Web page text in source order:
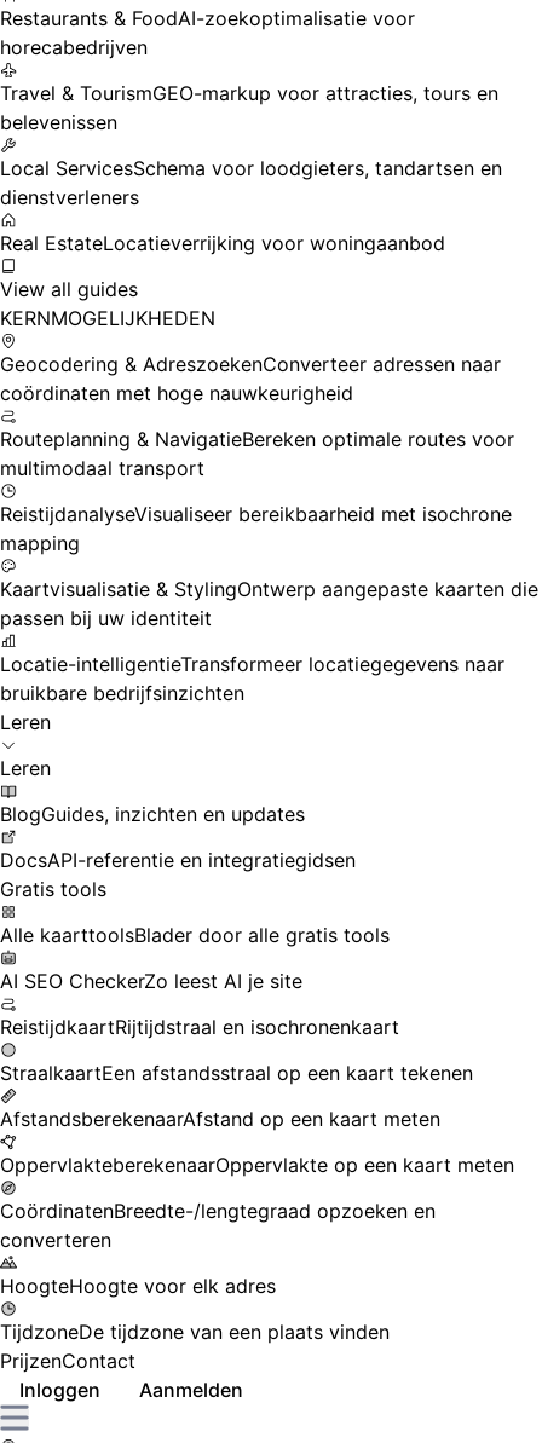
Restaurants & FoodAI-zoekoptimalisatie voor
horecabedrijven
Travel & TourismGEO-markup voor attracties, tours en
belevenissen
Local ServicesSchema voor loodgieters, tandartsen en
dienstverleners
Real EstateLocatieverrijking voor woningaanbod
View all guides
KERNMOGELIJKHEDEN
Geocodering & AdreszoekenConverteer adressen naar
coördinaten met hoge nauwkeurigheid
Routeplanning & NavigatieBereken optimale routes voor
multimodaal transport
ReistijdanalyseVisualiseer bereikbaarheid met isochrone
mapping
Kaartvisualisatie & StylingOntwerp aangepaste kaarten die
passen bij uw identiteit
Locatie-intelligentieTransformeer locatiegegevens naar
bruikbare bedrijfsinzichten
Leren
Leren
BlogGuides, inzichten en updates
DocsAPI-referentie en integratiegidsen
Gratis tools
Alle kaarttoolsBlader door alle gratis tools
AI SEO CheckerZo leest AI je site
ReistijdkaartRijtijdstraal en isochronenkaart
StraalkaartEen afstandsstraal op een kaart tekenen
AfstandsberekenaarAfstand op een kaart meten
OppervlakteberekenaarOppervlakte op een kaart meten
CoördinatenBreedte-/lengtegraad opzoeken en
converteren
HoogteHoogte voor elk adres
TijdzoneDe tijdzone van een plaats vinden
PrijzenContact
Inloggen
Aanmelden